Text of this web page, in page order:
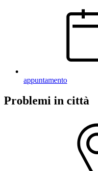
appuntamento
Problemi in città